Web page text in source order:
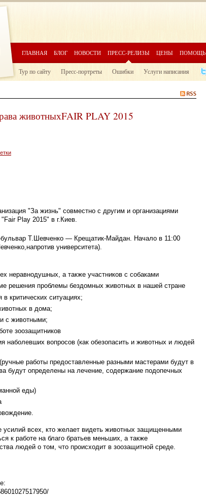
ГЛАВНАЯ БЛОГ НОВОСТИ ПРЕСС-РЕЛИЗЫ ЦЕНЫ ПОМОЩЬ
Тур по сайту Пресс-портреты Ошибки Услуги написания
животныхFAIR PLAY 2015
"За жизнь" совместно с другим и организациями
Play 2015" в г.Киев.
Т.Шевченко — Крещатик-Майдан. Начало в 11:00
университета).
неравнодушных, а также участников с собаками
решения проблемы бездомных животных в нашей стране
в критических ситуациях;
в дома;
с животными;
зоозащитников
наболевших вопросов (как обезопасить и животных и людей
работы предоставленные разными мастерами будут в
будут определены на лечение, содержание подопечных
еды)
всех, кто желает видеть животных защищенными
к работе на благо братьев меньших, а также
людей о том, что происходит в зоозащитной среде.